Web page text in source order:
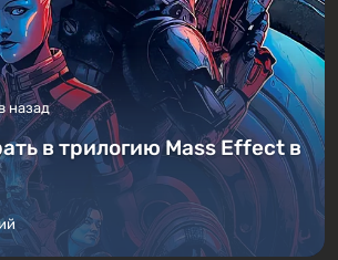
назад
в трилогию Mass Effect в